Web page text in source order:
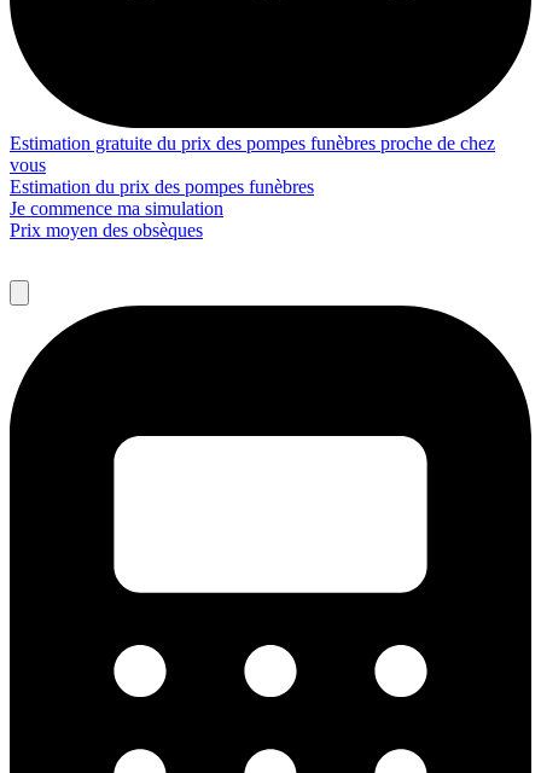
Estimation gratuite du prix des pompes funèbres proche de chez
vous
Estimation du prix des pompes funèbres
Je commence ma simulation
Prix moyen des obsèques